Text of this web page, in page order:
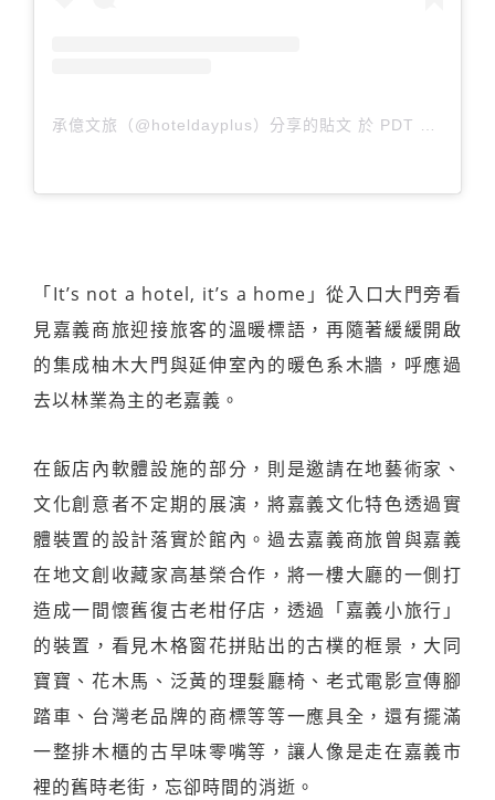
承億文旅（@hoteldayplus）分享的貼文 於 PDT 2018 年 8月 月 21 日 上午 12:25
「It’s not a hotel, it’s a home」從入口大門旁看
見嘉義商旅迎接旅客的溫暖標語，再隨著緩緩開啟
的集成柚木大門與延伸室內的暖色系木牆，呼應過
去以林業為主的老嘉義。
在飯店內軟體設施的部分，則是邀請在地藝術家、
文化創意者不定期的展演，將嘉義文化特色透過實
體裝置的設計落實於館內。過去嘉義商旅曾與嘉義
在地文創收藏家高基榮合作，將一樓大廳的一側打
造成一間懷舊復古老柑仔店，透過「嘉義小旅行」
的裝置，看見木格窗花拼貼出的古樸的框景，大同
寶寶、花木馬、泛黃的理髮廳椅、老式電影宣傳腳
踏車、台灣老品牌的商標等等一應具全，還有擺滿
一整排木櫃的古早味零嘴等，讓人像是走在嘉義市
裡的舊時老街，忘卻時間的消逝。